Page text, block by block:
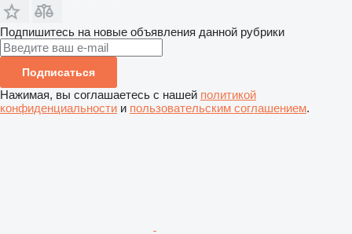
Подпишитесь на новые объявления данной рубрики
Подписаться
Нажимая, вы соглашаетесь с нашей политикой
конфиденциальности и пользовательским соглашением.